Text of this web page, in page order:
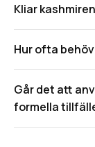
Kliar
Hur ofta
Går det att
formella